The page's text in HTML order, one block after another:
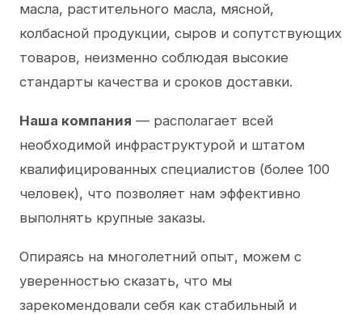
масла, растительного масла, мясной,
колбасной продукции, сыров и сопутствующих
товаров, неизменно соблюдая высокие
стандарты качества и сроков доставки.
Наша компания — располагает всей
необходимой инфраструктурой и штатом
квалифицированных специалистов (более 100
человек), что позволяет нам эффективно
выполнять крупные заказы.
Опираясь на многолетний опыт, можем с
уверенностью сказать, что мы
зарекомендовали себя как стабильный и